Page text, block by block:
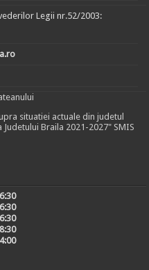
Legii nr.52/2003:
situatiei actuale din judetul
Braila 2021-2027" SMIS